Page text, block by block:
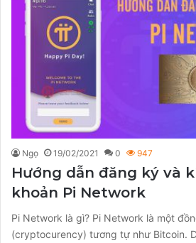
Ngọ 19/02/2021 0 947
Hướng dẫn đăng ký và
khoản Pi Network
Pi Network là gì? Pi Network là một
(cryptocurency) tương tự như Bitcoin.